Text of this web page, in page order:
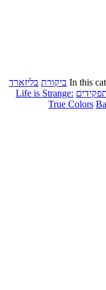
In this ביקורת בליזארד
Life is Strange:
True Colors